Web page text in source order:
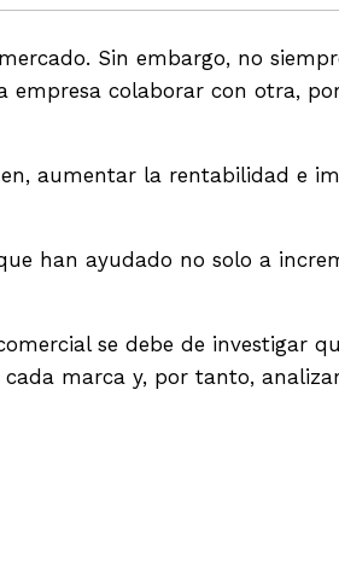
Sin embargo, no
empresa colaborar con otra,
aumentar la rentabilidad e
han ayudado no solo a
se debe de investigar
marca y, por tanto,